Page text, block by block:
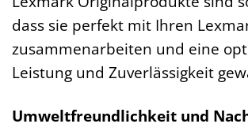
dass sie perfekt mit Ihren
zusammenarbeiten und eine
Leistung und Zuverlässigkeit
Umweltfreundlichkeit und